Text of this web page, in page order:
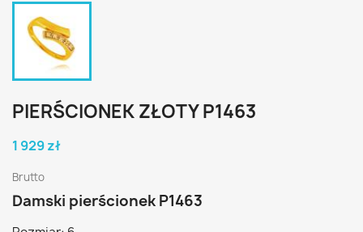
PIERŚCIONEK ZŁOTY P1463
1 929 zł
Brutto
Damski pierścionek P1463